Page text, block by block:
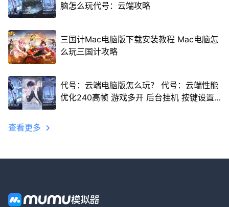
脑怎么玩代号：云端攻略
三国计Mac电脑版下载安装教程 Mac电脑怎
么玩三国计攻略
代号：云端电脑版怎么玩？ 代号：云端性能
优化240高帧 游戏多开 后台挂机 按键设置
查看更多